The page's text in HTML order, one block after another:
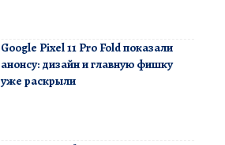
Google Pixel 11 Pro Fold показали
анонсу: дизайн и главную фишку
уже раскрыли